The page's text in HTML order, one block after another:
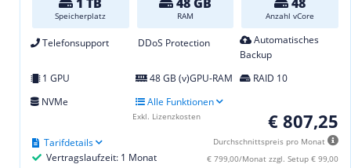
Speicherplatz RAM Anzahl vCore
Telefonsupport DDoS Protection
Automatisches
Backup
1 GPU
48 GB (v)GPU-RAM
RAID 10
NVMe
Alle Funktionen
€ 807,25
Durchschnittspreis pro Monat
€ 799,00/Monat zzgl. Setup € 99,00
Vertragslaufzeit: 1 Monat
Tarifdetails
Exkl. Lizenzkosten